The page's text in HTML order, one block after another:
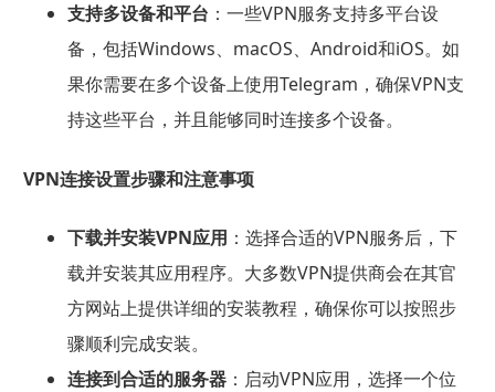
支持多设备和平台 ：一些VPN服务支持多平台设
备，包括Windows、macOS、Android和iOS。如
果你需要在多个设备上使用Telegram，确保VPN支
持这些平台，并且能够同时连接多个设备。
VPN连接设置步骤和注意事项
下载并安装VPN应用 ：选择合适的VPN服务后，下
载并安装其应用程序。大多数VPN提供商会在其官
方网站上提供详细的安装教程，确保你可以按照步
骤顺利完成安装。
连接到合适的服务器：启动VPN应用，选择一个位